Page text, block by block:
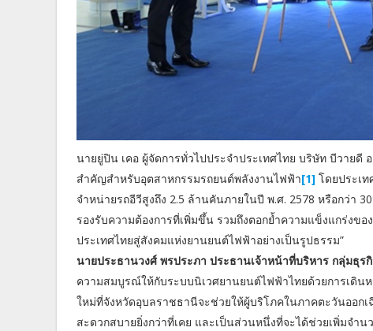
นายยู่ปิน เคอ ผู้จัดการทั่วไปประจำประเทศไทย บริษัท บีวายดี
สำคัญสำหรับอุตสาหกรรมรถยนต์พลังงานไฟฟ้า[1] โดยประเ
จำหน่ายรถอีวีสูงถึง 2.5 ล้านคันภายในปี พ.ศ. 2578 หรือกว่า
รองรับความต้องการที่เพิ่มขึ้น รวมถึงตอกย้ำความแข็งแกร่ง
ประเทศไทยสู่สังคมแห่งยานยนต์ไฟฟ้าอย่างเป็นรูปธรรม”
นายประธานวงศ์ พรประภา ประธานเจ้าหน้าที่บริหาร กลุ่มธุรกิ
ความสมบูรณ์ให้กับระบบนิเวศยานยนต์ไฟฟ้าไทยด้วยการเดิน
ใหม่ที่จังหวัดอุบลราชธานีจะช่วยให้ผู้บริโภคในภาคตะวันออกเ
สะดวกสบายยิ่งกว่าที่เคย และเป็นส่วนหนึ่งที่จะได้ช่วยเพิ่มจำ